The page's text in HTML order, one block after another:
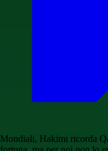
Mondiali, Hakimi ricorda